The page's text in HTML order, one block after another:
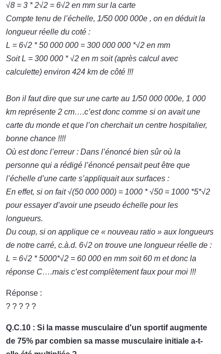
√8 = 3 * 2√2 = 6√2 en mm sur la carte
Compte tenu de l’échelle, 1/50 000 000e , on en déduit la
longueur réelle du coté :
L = 6√2 * 50 000 000 = 300 000 000 *√2 en mm
Soit L = 300 000 * √2 en m soit (après calcul avec
calculette) environ 424 km de côté !!!
Bon il faut dire que sur une carte au 1/50 000 000e, 1 000
km représente 2 cm….c’est donc comme si on avait une
carte du monde et que l’on cherchait un centre hospitalier,
bonne chance !!!!
Où est donc l’erreur : Dans l’énoncé bien sûr où la
personne qui a rédigé l’énoncé pensait peut être que
l’échelle d’une carte s’appliquait aux surfaces :
En effet, si on fait √(50 000 000) = 1000 * √50 = 1000 *5*√2
pour essayer d’avoir une pseudo échelle pour les
longueurs.
Du coup, si on applique ce « nouveau ratio » aux longueurs
de notre carré, c.à.d. 6√2 on trouve une longueur réelle de :
L = 6√2 * 5000*√2 = 60 000 en mm soit 60 m et donc la
réponse C….mais c’est complètement faux pour moi !!!
Réponse :
? ? ? ? ?
Q.C.10 : Si la masse musculaire d'un sportif augmente
de 75% par combien sa masse musculaire initiale a-t-